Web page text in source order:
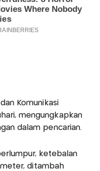
Komunikasi
mengungkapkan
dalam pencarian.
ketebalan
ditambah